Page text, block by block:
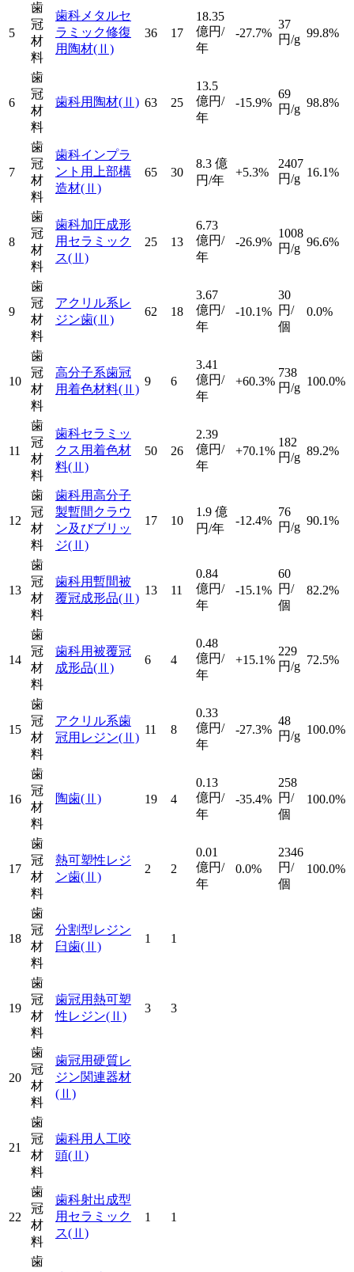
5
歯
冠
材
料
歯科メタルセ
ラミック修復
用陶材(Ⅱ)
36 17
18.35
億円/
年
-27.7%
37
円/g 99.8%
6
歯
冠
材
料
歯科用陶材(Ⅱ) 63 25
13.5
億円/
年
-15.9%
69
円/g 98.8%
7
歯
冠
材
料
歯科インプラ
ント用上部構
造材(Ⅱ)
65 30
8.3 億
円/年
+5.3%
2407
円/g 16.1%
8
歯
冠
材
料
歯科加圧成形
用セラミック
ス(Ⅱ)
25 13
6.73
億円/
年
-26.9%
1008
円/g 96.6%
9
歯
冠
材
料
アクリル系レ
ジン歯(Ⅱ)
62 18
3.67
億円/
年
-10.1%
30
円/
個
0.0%
10
歯
冠
材
料
高分子系歯冠
用着色材料(Ⅱ)
9 6
3.41
億円/
年
+60.3%
738
円/g 100.0%
11
歯
冠
材
料
歯科セラミッ
クス用着色材
料(Ⅱ)
50 26
2.39
億円/
年
+70.1%
182
円/g 89.2%
12
歯
冠
材
料
歯科用高分子
製暫間クラウ
ン及びブリッ
ジ(Ⅱ)
17 10
1.9 億
円/年
-12.4%
76
円/g 90.1%
13
歯
冠
材
料
歯科用暫間被
覆冠成形品(Ⅱ)
13 11
0.84
億円/
年
-15.1%
60
円/
個
82.2%
14
歯
冠
材
料
歯科用被覆冠
成形品(Ⅱ)
6 4
0.48
億円/
年
+15.1%
229
円/g 72.5%
15
歯
冠
材
料
アクリル系歯
冠用レジン(Ⅱ)
11 8
0.33
億円/
年
-27.3%
48
円/g 100.0%
16
歯
冠
材
料
陶歯(Ⅱ) 19 4
0.13
億円/
年
-35.4%
258
円/
個
100.0%
17
歯
冠
材
料
熱可塑性レジ
ン歯(Ⅱ)
2 2
0.01
億円/
年
0.0%
2346
円/
個
100.0%
18
歯
冠
材
料
分割型レジン
臼歯(Ⅱ)
1 1
19
歯
冠
材
料
歯冠用熱可塑
性レジン(Ⅱ)
3 3
20
歯
冠
材
料
歯冠用硬質レ
ジン関連器材
(Ⅱ)
21
歯
冠
材
料
歯科用人工咬
頭(Ⅱ)
22
歯
冠
材
料
歯科射出成型
用セラミック
ス(Ⅱ)
1 1
歯